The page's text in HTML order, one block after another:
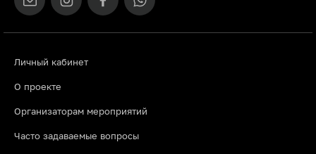
Личный кабинет
О проекте
Организаторам мероприятий
Часто задаваемые вопросы